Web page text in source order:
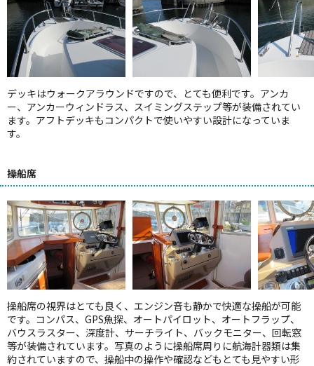
デッキはウォークアラウンドですので、とても便利です。アンカ
ー、アンカーウィンドラス、スイミングステップ等が装備されてい
ます。アフトデッキもコンパクトで使いやすい設計になっていま
す。
操船席
操船席の視界はとても良く、エンジン音も静かで快適な操船が可能
です。コンパス、GPS魚探、オートパイロット、オートフラップ、
バウスラスター、深度計、サーチライト、バックモニター、回転窓
等が装備されています。写真のように操船席周りに航海計器類は集
約されていますので、操船中の操作や確認などもとても見やすい形